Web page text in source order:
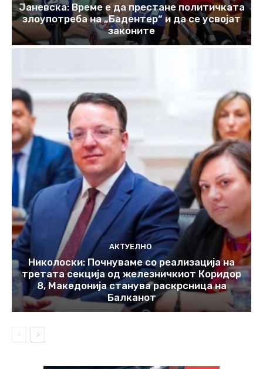
Јаневска: Време е да престане политичката
злоупотреба на „Бадентер“ и да се усвојат
законите
АКТУЕЛНО
Николоски: Почнуваме со реализација на
третата секција од железничкиот Коридор
8, Македонија станува раскрсница на
Балканот